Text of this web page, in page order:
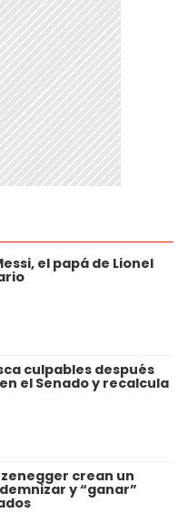
el papá de Lionel
culpables después
el Senado y recalcula
crean un
y “ganar”